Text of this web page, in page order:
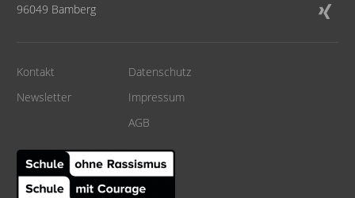
96049 Bamberg
Kontakt
Newsletter
Datenschutz
Impressum
AGB